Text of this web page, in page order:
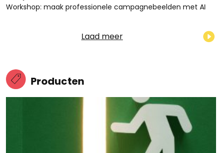
Workshop: maak professionele campagnebeelden met AI
Laad meer
Producten